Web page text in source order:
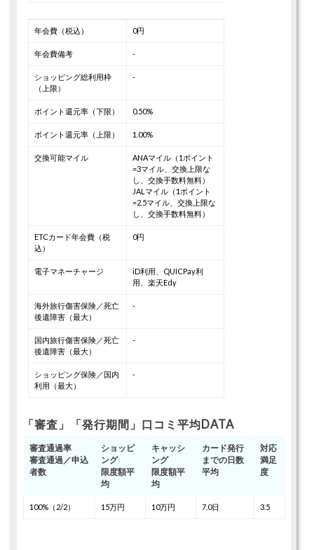
年会費（税込） 0円
年会費備考 -
ショッピング総利用枠
（上限）
-
ポイント還元率（下限） 0.50%
ポイント還元率（上限） 1.00%
交換可能マイル
ANAマイル（1ポイント
=3マイル、交換上限な
し、交換手数料無料）
JALマイル（1ポイント
=2.5マイル、交換上限な
し、交換手数料無料）
ETCカード年会費（税
込）
0円
電子マネーチャージ
iD利用、QUICPay利
用、楽天Edy
海外旅行傷害保険／死亡
後遺障害（最大）
-
国内旅行傷害保険／死亡
後遺障害（最大）
-
ショッピング保険／国内
利用（最大）
-
「審査」「発行期間」口コミ平均DATA
審査通過率
審査通過／申込
者数
ショッピ
ング
限度額平
均
キャッシ
ング
限度額平
均
カード発行
までの日数
平均
対応
満足
度
100%（2/2） 15万円 10万円 7.0日 3.5